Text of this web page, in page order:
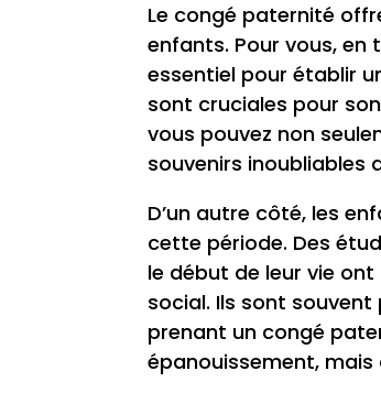
Le congé paternité
enfants. Pour vous,
essentiel pour établir
sont cruciales pour
vous pouvez non
souvenirs
D’un autre côté, les
cette période. Des
le début de leur vie
social. Ils sont
prenant un congé
épanouissement,